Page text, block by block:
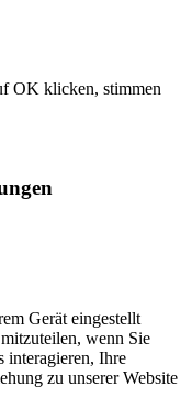
OK klicken, stimmen
Gerät eingestellt
wenn Sie
interagieren, Ihre
zu unserer Website